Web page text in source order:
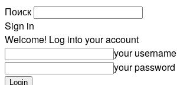
Поиск
Sign in
Welcome! Log into your account
your username
your password